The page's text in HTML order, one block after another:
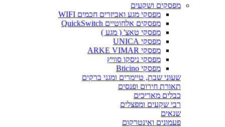
מפסקים ושקעים
מפסקי מגע ואביזרים חכמים WIFI
מפסקים אלחוטיים QuickSwitch
מפסקי טאצ' ( מגע )
מפסקי UNICA
מפסקי ARKE VIMAR
מפסקי ניסקו סוויץ
מפסקי Bticino
שעוני שבת, טיימרים ומגני ברקים
תאורת חירום ופנסים
כבלים מאריכים
רבי שקעים ומפצלים
שנאים
פעמונים ואינטרקום